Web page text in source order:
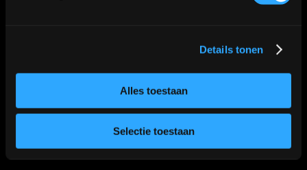
Details tonen
Alles toestaan
Selectie toestaan
Klikhiervoor de route📍